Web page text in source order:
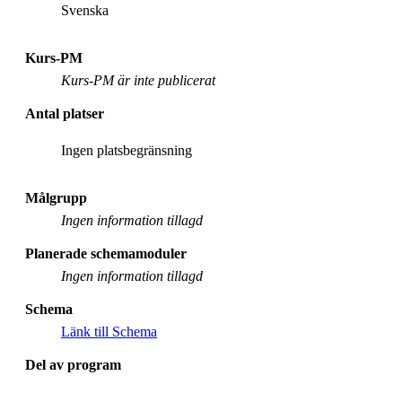
Svenska
Kurs-PM
Kurs-PM är inte publicerat
Antal platser
Ingen platsbegränsning
Målgrupp
Ingen information tillagd
Planerade schemamoduler
Ingen information tillagd
Schema
Länk till Schema
Del av program